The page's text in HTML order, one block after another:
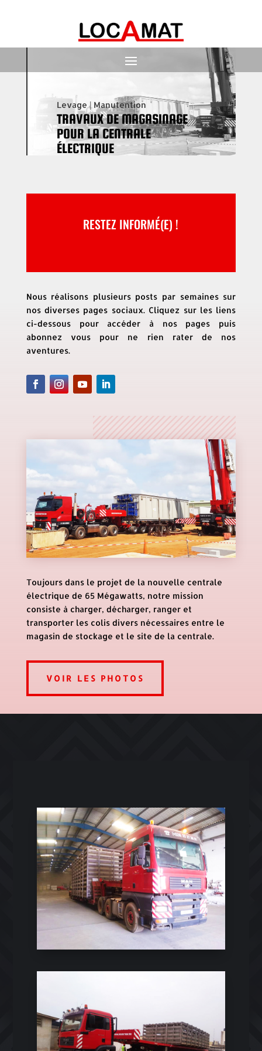
Levage | Manutention
TRAVAUX DE MAGASINAGE
POUR LA CENTRALE
ÉLECTRIQUE
RESTEZ INFORMÉ(E) !
Nous réalisons plusieurs posts par semaines sur
nos diverses pages sociaux. Cliquez sur les liens
ci-dessous pour accéder à nos pages puis
abonnez vous pour ne rien rater de nos
aventures.
Toujours dans le projet de la nouvelle centrale
électrique de 65 Mégawatts, notre mission
consiste à charger, décharger, ranger et
transporter les colis divers nécessaires entre le
magasin de stockage et le site de la centrale.
VOIR LES PHOTOS